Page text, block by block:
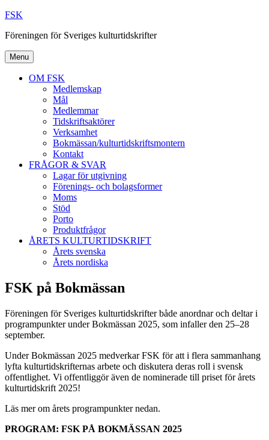
Skip
content
FSK
Föreningen för Sveriges kulturtidskrifter
Menu
OM FSK
Medlemskap
Mål
Medlemmar
Tidskriftsaktörer
Verksamhet
Bokmässan/kulturtidskriftsmontern
Kontakt
FRÅGOR & SVAR
Lagar för utgivning
Förenings- och bolagsformer
Moms
Stöd
Porto
Produktfrågor
ÅRETS KULTURTIDSKRIFT
Årets svenska
Årets nordiska
FSK på Bokmässan
Föreningen för Sveriges kulturtidskrifter både anordnar och deltar i
programpunkter under Bokmässan 2025, som infaller den 25–28
september.
Under Bokmässan 2025 medverkar FSK för att i flera sammanhang
lyfta kulturtidskrifternas arbete och diskutera deras roll i svensk
offentlighet. Vi offentliggör även de nominerade till priset för årets
kulturtidskrift 2025!
Läs mer om årets programpunkter nedan.
PROGRAM: FSK PÅ BOKMÄSSAN 2025